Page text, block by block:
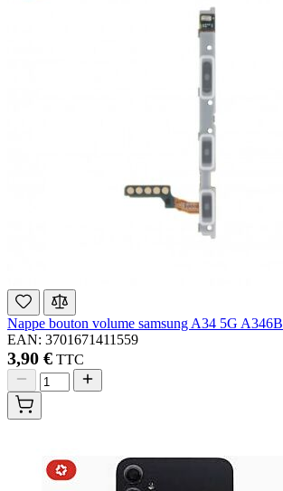
Nappe bouton volume samsung A34 5G A346B
EAN: 3701671411559
3,90 € TTC